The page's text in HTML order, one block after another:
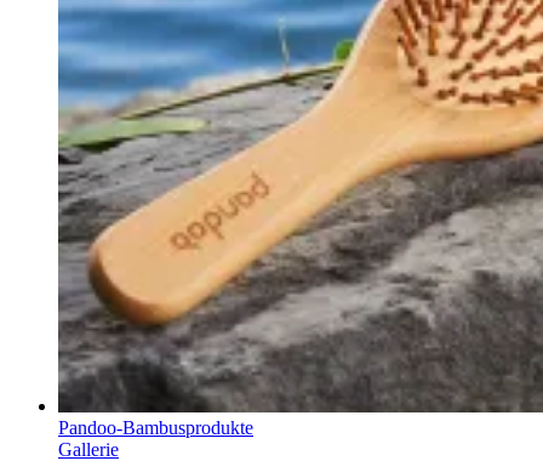
Pandoo-Bambusprodukte
Gallerie